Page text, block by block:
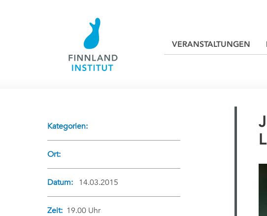
VERANSTALTUNGEN
Kategorien:
Ort:
Datum: 14.03.2015
Zeit: 19.00 Uhr